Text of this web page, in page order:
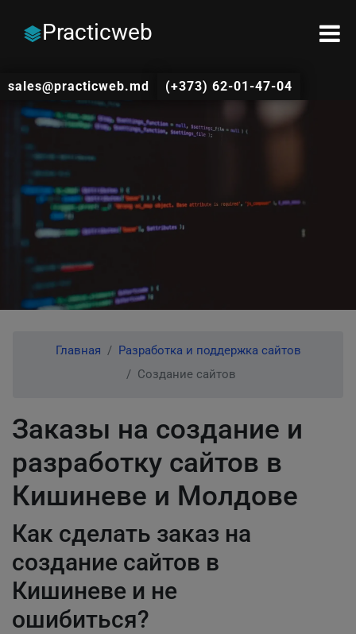
Practicweb
sales@practicweb.md (+373) 62-01-47-04
Главная
Разработка и поддержка сайтов
Создание сайтов
Заказы на создание и
разработку сайтов в
Кишиневе и Молдове
Как сделать заказ на
создание сайтов в
Кишиневе и не
ошибиться?